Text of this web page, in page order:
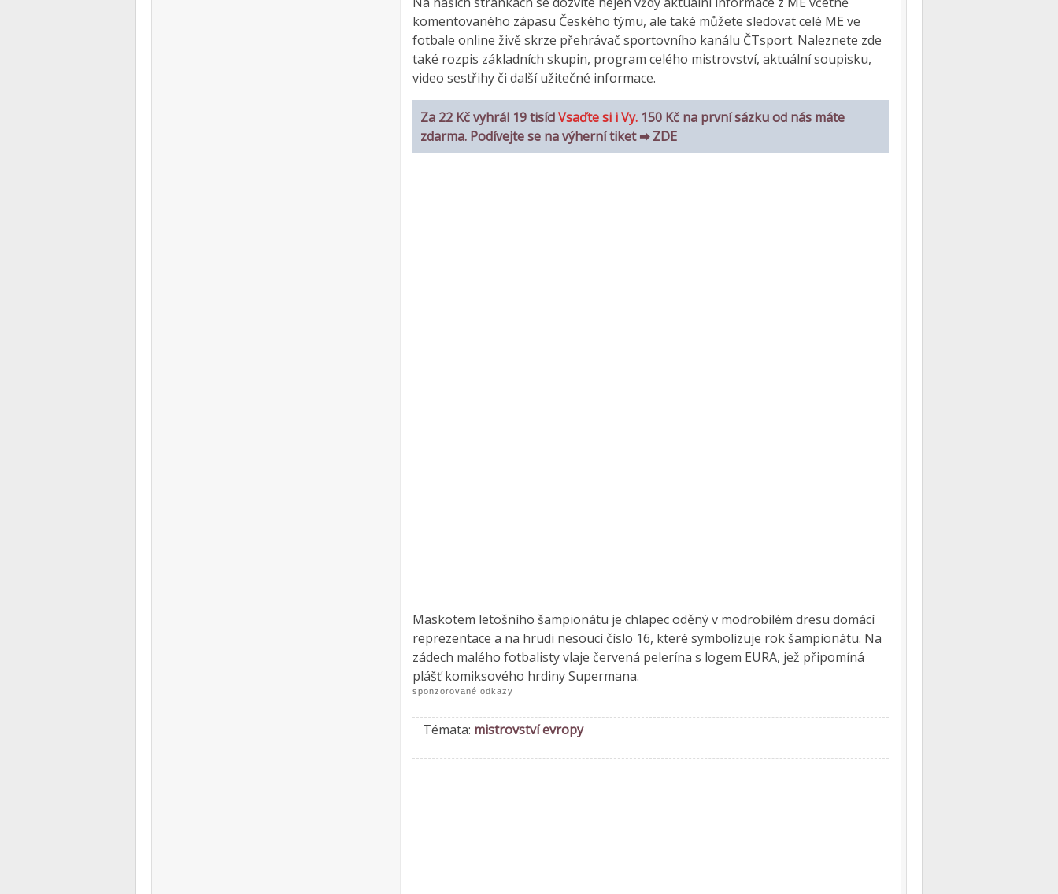
komentovaného zápasu Českého týmu, ale také můžete sledovat celé ME ve
fotbale online živě skrze přehrávač sportovního kanálu ČTsport. Naleznete zde
také rozpis základních skupin, program celého mistrovství, aktuální soupisku,
video sestřihy či další užitečné informace.
Za 22 Kč vyhrál 19 tisíc!Vsaďte si i Vy. 150 Kč na první sázku od nás máte
zdarma. Podívejte se na výherní tiket ➡ ZDE
Maskotem letošního šampionátu je chlapec oděný v modrobílém dresu domácí
reprezentace a na hrudi nesoucí číslo 16, které symbolizuje rok šampionátu. Na
zádech malého fotbalisty vlaje červená pelerína s logem EURA, jež připomíná
plášť komiksového hrdiny Supermana.
sponzorované odkazy
Témata: mistrovství evropy